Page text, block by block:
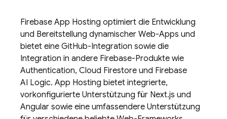
Firebase App Hosting optimiert die Entwicklung
und Bereitstellung dynamischer Web-Apps und
bietet eine GitHub-Integration sowie die
Integration in andere Firebase-Produkte wie
Authentication, Cloud Firestore und Firebase
AI Logic. App Hosting bietet integrierte,
vorkonfigurierte Unterstützung für Next.js und
Angular sowie eine umfassendere Unterstützung